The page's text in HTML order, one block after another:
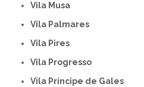
Vila Musa
Vila Palmares
Vila Pires
Vila Progresso
Vila Príncipe de Gales